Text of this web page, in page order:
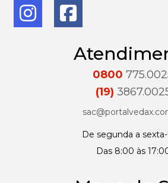
0800
(19)
De segunda a
Das 8:00 às